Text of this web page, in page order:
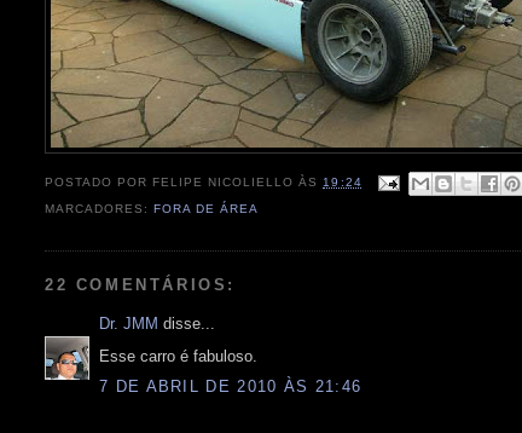
POSTADO POR FELIPE NICOLIELLO ÀS 19:24
MARCADORES:FORA DE ÁREA
22 COMENTÁRIOS:
Dr. JMM disse...
Esse carro é fabuloso.
7 DE ABRIL DE 2010 ÀS 21:46